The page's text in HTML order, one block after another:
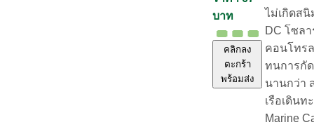
บาท
คลิกลง
ตะกร้า
พร้อมส่ง
ไม่เกิดสนิ
DC โซล
คอนโทร
ทนการกั
นานกว่า
เรือเดินท
Marine